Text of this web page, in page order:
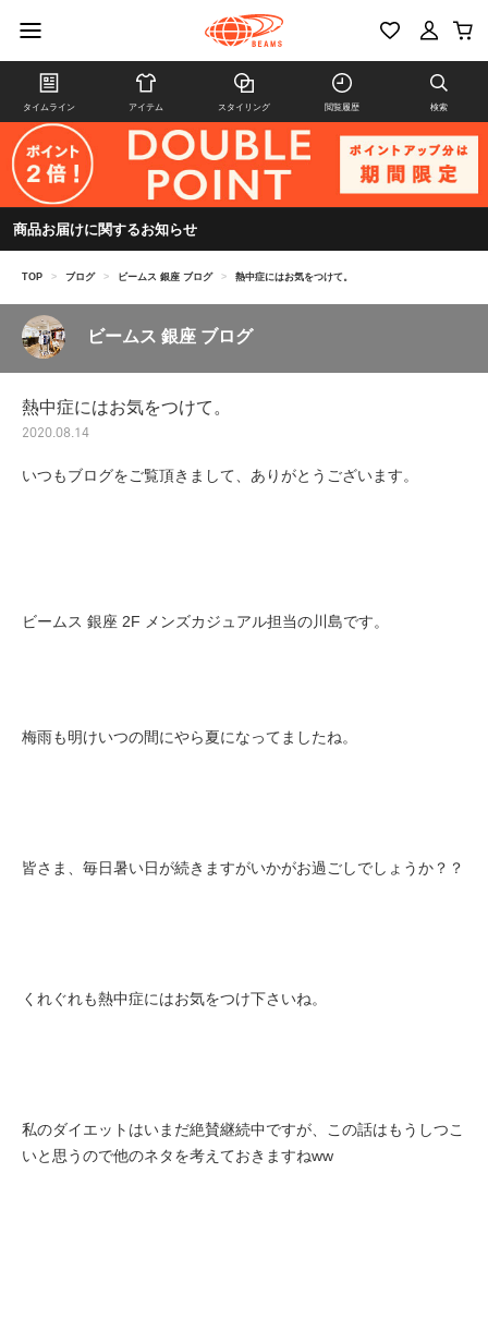
タイムライン アイテム スタイリング 閲覧履歴 検索
商品お届けに関するお知らせ
TOP > ブログ > ビームス 銀座 ブログ > 熱中症にはお気をつけて。
ビームス 銀座 ブログ
熱中症にはお気をつけて。
2020.08.14
いつもブログをご覧頂きまして、ありがとうございます。
ビームス 銀座 2F メンズカジュアル担当の川島です。
梅雨も明けいつの間にやら夏になってましたね。
皆さま、毎日暑い日が続きますがいかがお過ごしでしょうか？？
くれぐれも熱中症にはお気をつけ下さいね。
私のダイエットはいまだ絶賛継続中ですが、この話はもうしつこ
いと思うので他のネタを考えておきますねww